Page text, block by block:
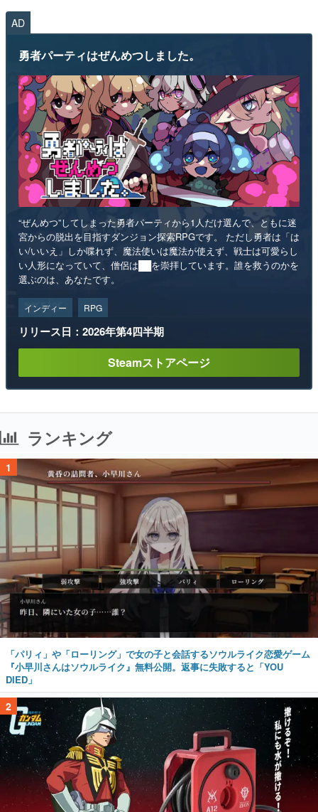
運営：株式会社マレ
AD
勇者パーティはぜんめつしました。
“ぜんめつ”してしまった勇者パーティから1人だけ選んで、ともに迷
宮からの脱出を目指すダンジョン探索RPGです。 ただし勇者は「は
い/いいえ」しか喋れず、魔法使いは魔法が使えず、戦士は可愛らし
い人形になっていて、僧侶は██を崇拝しています。誰を救うのかを
選ぶのは、あなたです。
インディー RPG
リリース日：2026年第4四半期
Steamストアページ
ランキング
1
「パリィ」や「ローリング」で女の子と会話するソウルライク恋愛ゲーム
『小早川さんはソウルライク』無料公開。返事に失敗すると「YOU
DIED」
2